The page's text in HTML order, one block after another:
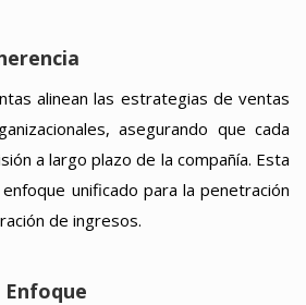
alinean las estrategias de ventas
asegurando que cada
a largo plazo de la compañía. Esta
unificado para la penetración
de ingresos.
Enfoque